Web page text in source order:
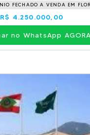
FECHADO A VENDA EM
R$ 4.250.000,00
no WhatsApp AGORA